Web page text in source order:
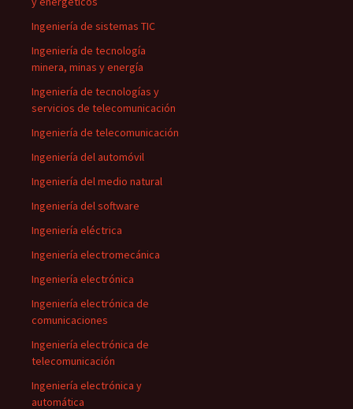
Ingeniería de sistemas TIC
Ingeniería de tecnología
minera, minas y energía
Ingeniería de tecnologías y
servicios de telecomunicación
Ingeniería de telecomunicación
Ingeniería del automóvil
Ingeniería del medio natural
Ingeniería del software
Ingeniería eléctrica
Ingeniería electromecánica
Ingeniería electrónica
Ingeniería electrónica de
comunicaciones
Ingeniería electrónica de
telecomunicación
Ingeniería electrónica y
automática